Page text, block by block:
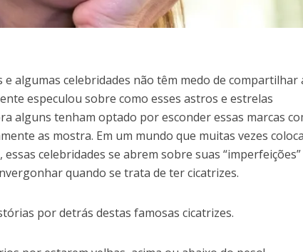
algumas celebridades não têm medo de compartilhar
especulou sobre como esses astros e estrelas
alguns tenham optado por esconder essas marcas
as mostra. Em um mundo que muitas vezes coloca
celebridades se abrem sobre suas “imperfeições”
quando se trata de ter cicatrizes.
por detrás destas famosas cicatrizes.